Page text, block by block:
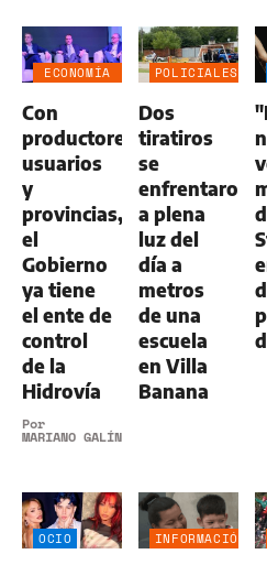
ECONOMÍA
Con
productores,
usuarios
y
provincias,
el
Gobierno
ya tiene
el ente de
control
de la
Hidrovía
Por
MARIANO GALÍNDEZ
POLICIALES
Dos
tiratiros
se
enfrentaron
a plena
luz del
día a
metros
de una
escuela
en Villa
Banana
OCIO
INFORMACIÓN